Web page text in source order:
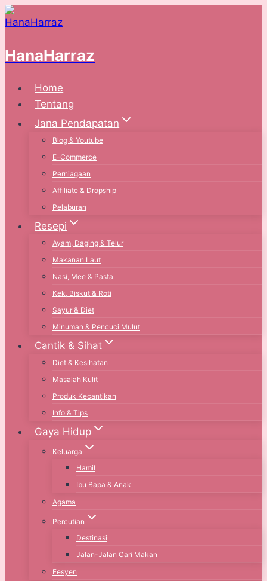
Skip
to
HanaHarraz
Home
Tentang
Jana Pendapatan
Blog & Youtube
E-Commerce
Perniagaan
Affiliate & Dropship
Pelaburan
Resepi
Ayam, Daging & Telur
Makanan Laut
Nasi, Mee & Pasta
Kek, Biskut & Roti
Sayur & Diet
Minuman & Pencuci Mulut
Cantik & Sihat
Diet & Kesihatan
Masalah Kulit
Produk Kecantikan
Info & Tips
Gaya Hidup
Keluarga
Hamil
Ibu Bapa & Anak
Agama
Percutian
Destinasi
Jalan-Jalan Cari Makan
Fesyen